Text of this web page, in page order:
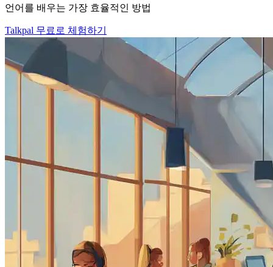
언어를 배우는 가장 효율적인 방법
Talkpal 무료로 체험하기